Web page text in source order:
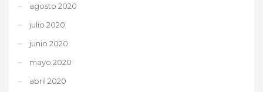
agosto 2020
julio 2020
junio 2020
mayo 2020
abril 2020